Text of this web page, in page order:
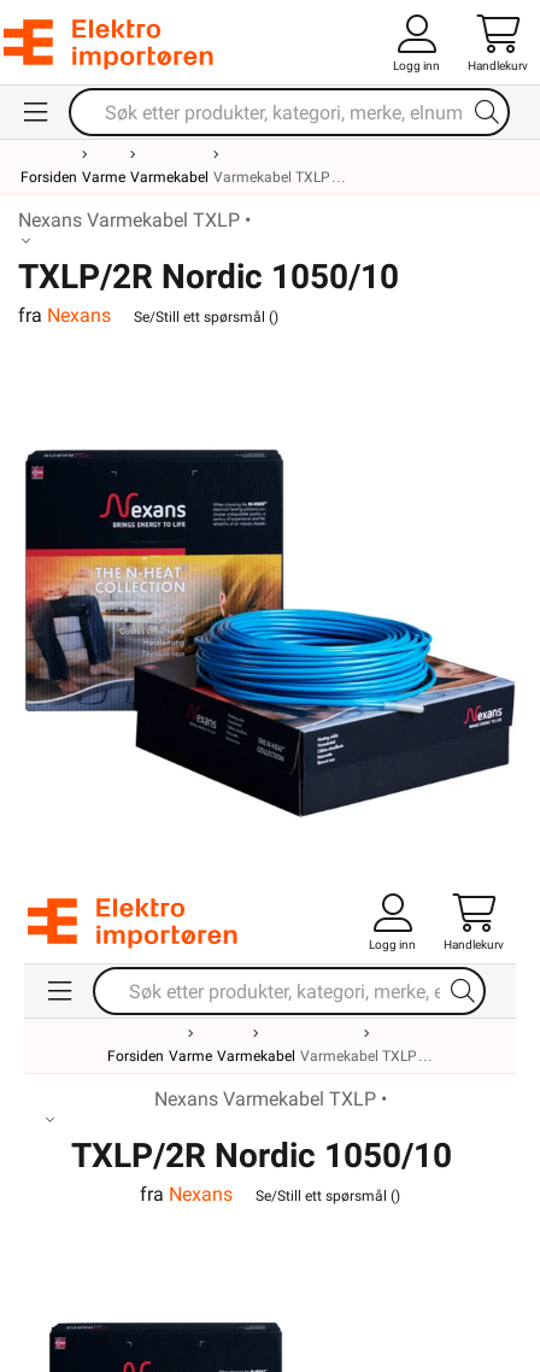
Logg inn Handlekurv
Forsiden Varme Varmekabel Varmekabel TXLP
Nexans Varmekabel TXLP •
TXLP/2R Nordic 1050/10
fra Nexans Se/Still ett spørsmål ()
Logg inn Handlekurv
Forsiden Varme Varmekabel Varmekabel TXLP
Nexans Varmekabel TXLP •
TXLP/2R Nordic 1050/10
fra Nexans Se/Still ett spørsmål ()